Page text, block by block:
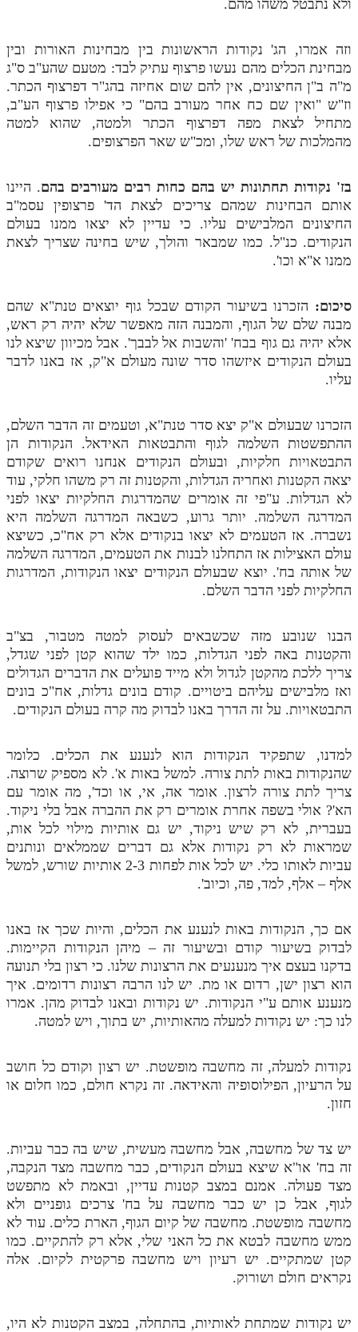
ולא נתבטל משהו מהם.
וזה אמרו, הג' נקודות הראשונות בין מבחינות האורות ובין
מבחינת הכלים מהם נעשו פרצוף עתיק לבד: מטעם שהע"ב ס"ג
מ"ה ב"ן החיצונים, אין להם שום אחיזה בהג"ר דפרצוף הכתר.
וז"ש "ואין שם כח אחר מעורב בהם" כי אפילו פרצוף הע"ב,
מתחיל לצאת מפה דפרצוף הכתר ולמטה, שהוא למטה
מהמלכות של ראש שלו, ומכ"ש שאר הפרצופים.
בז' נקודות תחתונות יש בהם כחות רבים מעורבים בהם. היינו
אותם הבחינות שמהם צריכים לצאת הד' פרצופין עסמ"ב
החיצונים המלבישים עליו. כי עדיין לא יצאו ממנו בעולם
הנקודים. כנ"ל. כמו שמבאר והולך, שיש בחינה שצריך לצאת
ממנו א"א וכו'.
סיכום: הזכרנו בשיעור הקודם שבכל גוף יוצאים טנת"א שהם
מבנה שלם של הגוף, והמבנה הזה מאפשר שלא יהיה רק ראש,
אלא יהיה גם גוף בבח' 'והשבות אל לבבך'. אבל מכיוון שיצא לנו
בעולם הנקודים איזשהו סדר שונה מעולם א"ק, אז באנו לדבר
עליו.
הזכרנו שבעולם א"ק יצא סדר טנת"א, וטעמים זה הדבר השלם,
ההתפשטות השלמה לגוף והתבטאות האידאל. הנקודות הן
התבטאויות חלקיות, ובעולם הנקודים אנחנו רואים שקודם
יצאה הקטנות ואחריה הגדלות, והקטנות זה רק משהו חלקי, עוד
לא הגדלות. ע"פי זה אומרים שהמדרגות החלקיות יצאו לפני
המדרגה השלמה. יותר גרוע, כשבאה המדרגה השלמה היא
נשברה. אז הטעמים לא יצאו בנקודים אלא רק אח"כ, כשיצא
עולם האצילות אז התחלנו לבנות את הטעמים, המדרגה השלמה
של אותה בח'. יוצא שבעולם הנקודים יצאו הנקודות, המדרגות
החלקיות לפני הדבר השלם.
הבנו שנובע מזה שכשבאים לעסוק למטה מטבור, בצ"ב
והקטנות באה לפני הגדלות, כמו ילד שהוא קטן לפני שגדל,
צריך ללכת מהקטן לגדול ולא מייד פועלים את הדברים הגדולים
ואז מלבישים עליהם ביטויים. קודם בונים גדלות, אח"כ בונים
התבטאויות. על זה הדרך באנו לבדוק מה קרה בעולם הנקודים.
למדנו, שתפקיד הנקודות הוא לנענע את הכלים. כלומר
שהנקודות באות לתת צורה. למשל באות א'. לא מספיק שרוצה.
צריך לתת צורה לרצון. אומר אה, אי, או וכד', מה אומר עם
הא'? אולי בשפה אחרת אומרים רק את ההברה אבל בלי ניקוד.
בעברית, לא רק שיש ניקוד, יש גם אותיות מילוי לכל אות,
שמראות לא רק נקודות אלא גם דברים שממלאים ונותנים
עביות לאותו כלי. יש לכל אות לפחות 2-3 אותיות שורש, למשל
אלף – אלף, למד, פה, וכיוב'.
אם כך, הנקודות באות לנענע את הכלים, והיות שכך אז באנו
לבדוק בשיעור קודם ובשיעור זה – מיהן הנקודות הקיימות.
בדקנו בעצם איך מנענעים את הרצונות שלנו. כי רצון בלי תנועה
הוא רצון ישן, רדום או מת. יש לנו הרבה רצונות רדומים. איך
מנענע אותם ע"י הנקודות. יש נקודות ובאנו לבדוק מהן. אמרו
לנו כך: יש נקודות למעלה מהאותיות, יש בתוך, ויש למטה.
נקודות למעלה, זה מחשבה מופשטת. יש רצון וקודם כל חושב
על הרעיון, הפילוסופיה והאידאה. זה נקרא חולם, כמו חלום או
חזון.
יש צד של מחשבה, אבל מחשבה מעשית, שיש בה כבר עביות.
זה בח' או"א שיצא בעולם הנקודים, כבר מחשבה מצד הנקבה,
מצד פעולה. אמנם במצב קטנות עדיין, ובאמת לא מתפשט
לגוף, אבל כן יש כבר מחשבה על בח' צרכים גופניים ולא
מחשבה מופשטת. מחשבה של קיום הגוף, הארת כלים. עוד לא
ממש מחשבה לבטא את כל האני שלי, אלא רק להתקיים. כמו
קטן שמתקיים. יש רעיון ויש מחשבה פרקטית לקיום. אלה
נקראים חולם ושורוק.
יש נקודות שמתחת לאותיות, בהתחלה, במצב הקטנות לא היו,